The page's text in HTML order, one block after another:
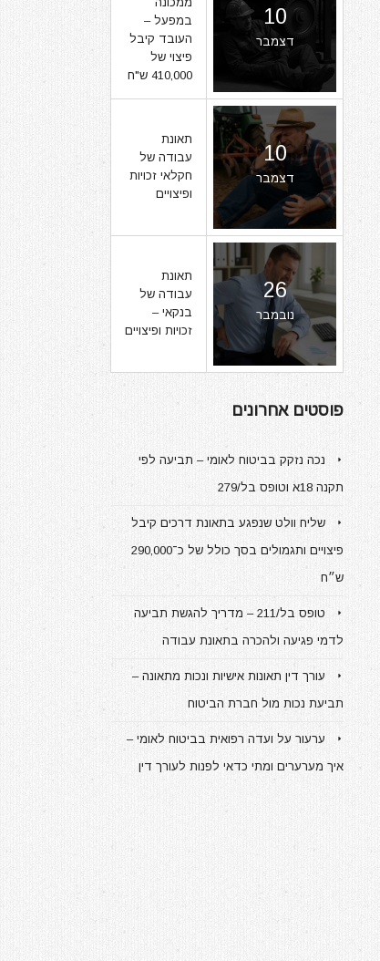
10
דצמבר
במפעל –
העובד קיבל
פיצוי של
410,000 ש"ח
10
דצמבר
תאונת
עבודה של
חקלאי זכויות
ופיצויים
26
נובמבר
תאונת
עבודה של
בנקאי –
זכויות ופיצויים
פוסטים אחרונים
נכה נזקק בביטוח לאומי – תביעה לפי
תקנה 18א וטופס בל/279
שליח וולט שנפגע בתאונת דרכים קיבל
פיצויים ותגמולים בסך כולל של כ־290,000
ש״ח
טופס בל/211 – מדריך להגשת תביעה
לדמי פגיעה ולהכרה בתאונת עבודה
עורך דין תאונות אישיות ונכות מתאונה –
תביעת נכות מול חברת הביטוח
ערעור על ועדה רפואית בביטוח לאומי –
איך מערערים ומתי כדאי לפנות לעורך דין